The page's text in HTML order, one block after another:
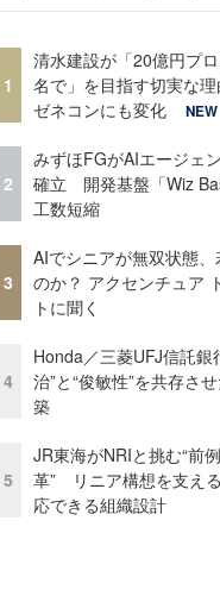
1
清水建設が「20億円プ
名で」を目指す切実な
ゼネコンにも変化
NEW
2
みずほFGがAIエージェ
確立 開発基盤「Wiz
工数短縮
3
AIでシニアが無双状態
のか？ アクセンチュア
トに聞く
4
Honda／三菱UFJ信託銀
治”と“俊敏性”を共存さ
築
5
JR東海がNRIと挑む“前
革” リニア構想を支え
応できる組織設計